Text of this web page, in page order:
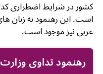
کشور در شرایط اضطراری
است. این رهنمود به زبان
عربی نیز موجود است.
رهنمود تداوی